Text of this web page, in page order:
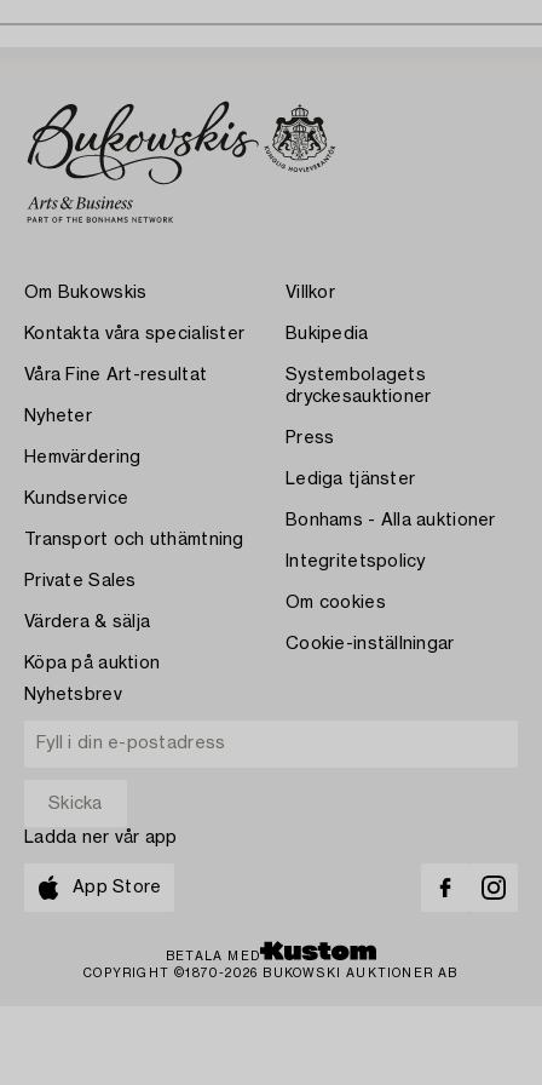
Om Bukowskis
Kontakta våra specialister
Våra Fine Art-resultat
Nyheter
Hemvärdering
Kundservice
Transport och uthämtning
Private Sales
Värdera & sälja
Köpa på auktion
Villkor
Bukipedia
Systembolagets
dryckesauktioner
Press
Lediga tjänster
Bonhams - Alla auktioner
Integritetspolicy
Om cookies
Cookie-inställningar
Nyhetsbrev
Ladda ner vår app
App Store
BETALA MED
COPYRIGHT ©1870-2026 BUKOWSKI AUKTIONER AB